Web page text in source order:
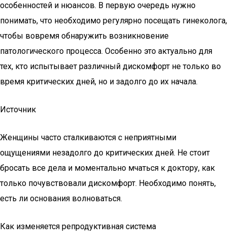
особенностей и нюансов. В первую очередь нужно
понимать, что необходимо регулярно посещать гинеколога,
чтобы вовремя обнаружить возникновение
патологического процесса. Особенно это актуально для
тех, кто испытывает различный дискомфорт не только во
время критических дней, но и задолго до их начала.
Источник
Женщины часто сталкиваются с неприятными
ощущениями незадолго до критических дней. Не стоит
бросать все дела и моментально мчаться к доктору, как
только почувствовали дискомфорт. Необходимо понять,
есть ли основания волноваться.
Как изменяется репродуктивная система